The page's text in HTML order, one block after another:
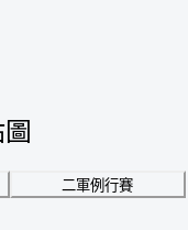
二軍例行賽